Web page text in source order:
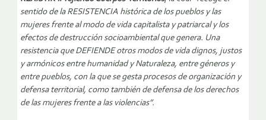
sentido de la RESISTENCIA histórica de los pueblos y las
mujeres frente al modo de vida capitalista y patriarcal y los
efectos de destrucción socioambiental que genera. Una
resistencia que DEFIENDE otros modos de vida dignos, justos
y armónicos entre humanidad y Naturaleza, entre géneros y
entre pueblos, con la que se gesta procesos de organización y
defensa territorial, como también de defensa de los derechos
de las mujeres frente a las violencias”.